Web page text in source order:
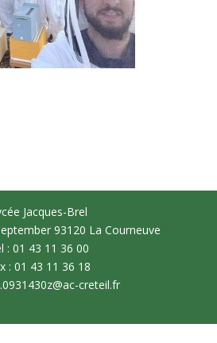
Jacques-Brel
93120 La Courneuve
: 01 43 11 36 00
: 01 43 11 36 18
creteil.fr